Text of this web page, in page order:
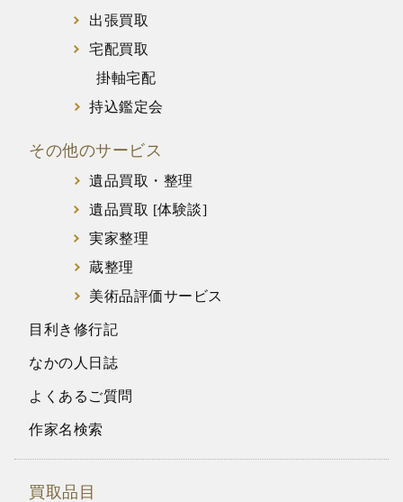
出張買取
宅配買取
掛軸宅配
持込鑑定会
その他のサービス
遺品買取・整理
遺品買取 [体験談]
実家整理
蔵整理
美術品評価サービス
目利き修行記
なかの人日誌
よくあるご質問
作家名検索
買取品目